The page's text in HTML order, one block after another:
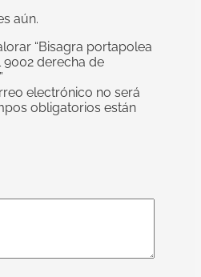
aún.
“Bisagra portapolea
9002 derecha de
electrónico no será
obligatorios están